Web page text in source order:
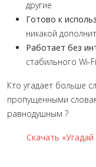
другие
Готово к
никакой
Работает без
стабильного Wi-Fi
Кто угадает больше
пропущенными
равнодушным ?
Скачать